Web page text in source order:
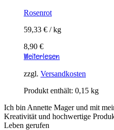
Rosenrot
59,33 € /kg
8,90 €
Weiterlesen
zzgl. Versandkosten
Produkt enthält: 0,15 kg
Ich bin Annette Mager und mit
Kreativität und hochwertige
Leben gerufen